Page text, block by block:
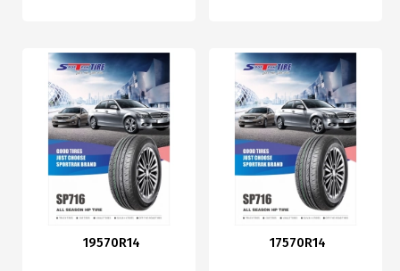
19570R14 17570R14